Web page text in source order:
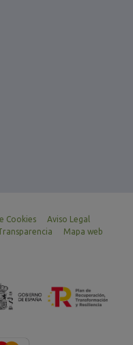
Cookies
Aviso Legal
Mapa web